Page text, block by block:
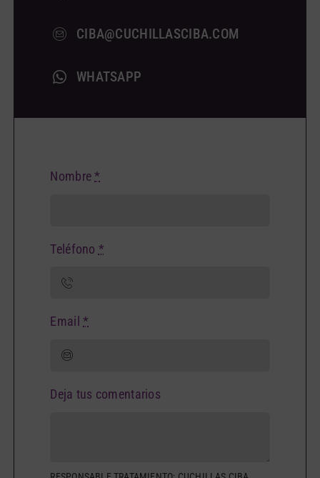
CIBA@CUCHILLASCIBA.COM
WHATSAPP
Nombre*
Teléfono *
Email*
Deja tus comentarios